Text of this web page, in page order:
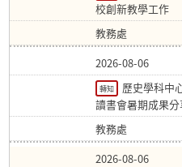
校創新教學工作
教務處
2026-08-06
轉知
歷史學科中
讀書會暑期成果
教務處
2026-08-06